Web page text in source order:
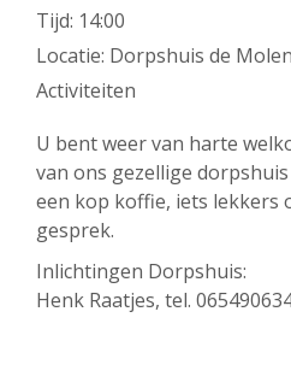
Tijd: 14:00
Locatie: Dorpshuis de
Activiteiten
U bent weer van harte
van ons gezellige
een kop koffie, iets lekkers
gesprek.
Inlichtingen Dorpshuis:
Henk Raatjes, tel.